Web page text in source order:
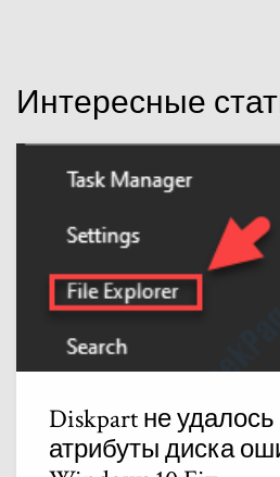
Интересные
Diskpart не
атрибуты диска